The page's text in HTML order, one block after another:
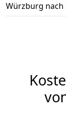
Würzburg nach